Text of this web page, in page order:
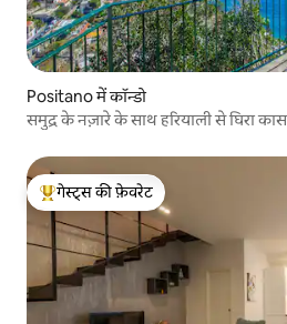
Positano में कॉन्डो
समुद्र के नज़ारे के साथ हरियाली से घिरा
गेस्ट्स का टॉप फ़ेवरेट
गेस्ट्स की फ़ेवरेट